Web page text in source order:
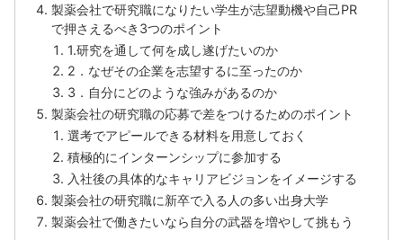
製薬会社で研究職になりたい学生が志望動機や自己PR
で押さえるべき3つのポイント
1.研究を通して何を成し遂げたいのか
2．なぜその企業を志望するに至ったのか
3．自分にどのような強みがあるのか
製薬会社の研究職の応募で差をつけるためのポイント
選考でアピールできる材料を用意しておく
積極的にインターンシップに参加する
入社後の具体的なキャリアビジョンをイメージする
製薬会社の研究職に新卒で入る人の多い出身大学
製薬会社で働きたいなら自分の武器を増やして挑もう